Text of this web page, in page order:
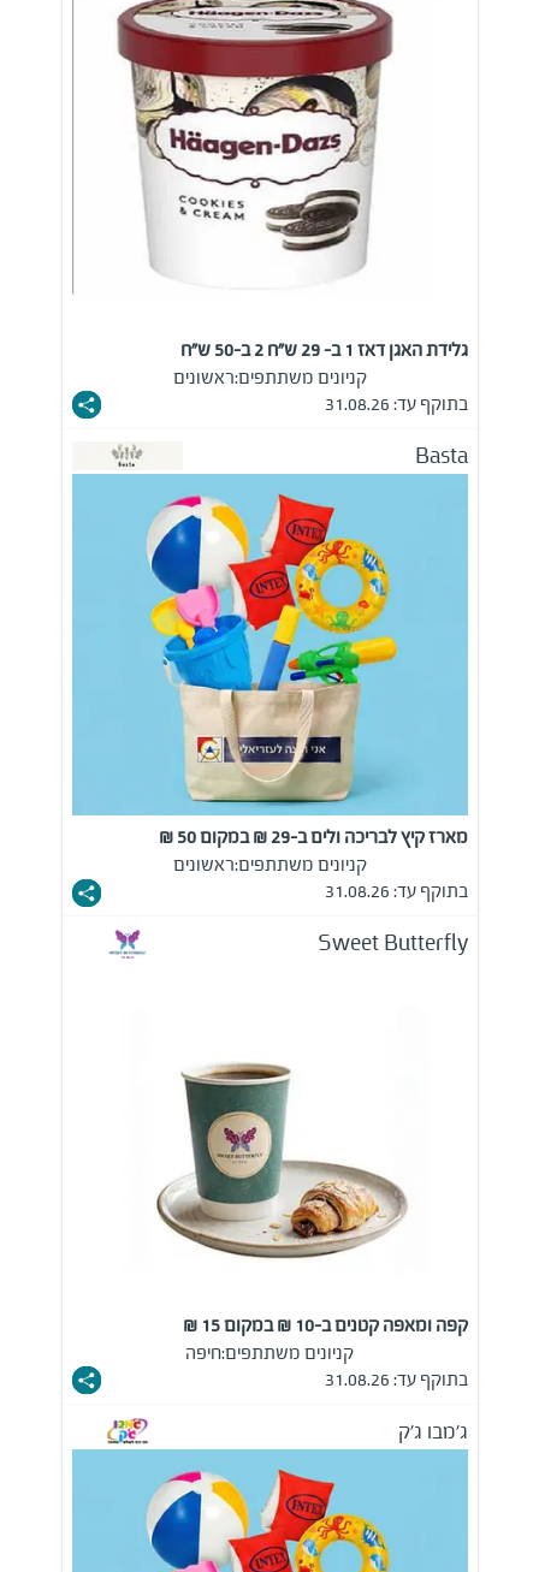
גלידת האגן דאז 1 ב- 29 ש"ח 2 ב-50 ש"ח
קניונים משתתפים:ראשונים
בתוקף עד: 31.08.26
Basta
מארז קיץ לבריכה ולים ב-29 ₪ במקום 50 ₪
קניונים משתתפים:ראשונים
בתוקף עד: 31.08.26
Sweet Butterfly
קפה ומאפה קטנים ב-10 ₪ במקום 15 ₪
קניונים משתתפים:חיפה
בתוקף עד: 31.08.26
ג'מבו ג'ק